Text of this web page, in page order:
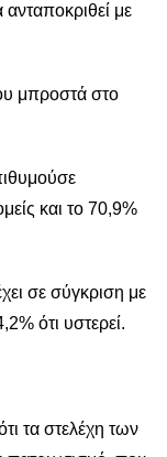
με
μπροστά στο
και το 70,9%
σύγκριση με
ότι υστερεί.
στελέχη των